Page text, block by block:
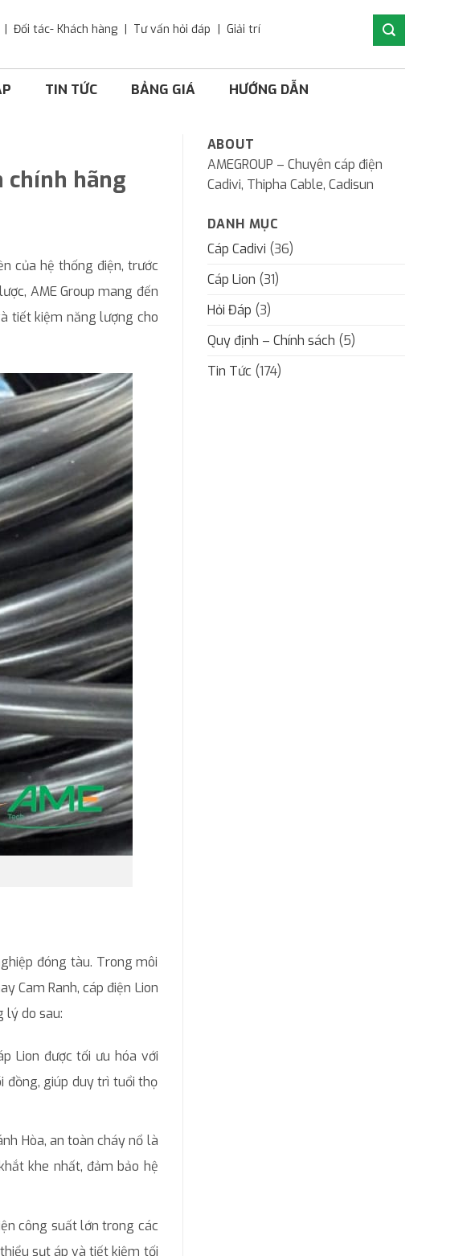
Đối tác- Khách hàng Tư vấn hỏi đáp Giải trí
TIN TỨC BẢNG GIÁ HƯỚNG DẪN
chính hãng
của hệ thống điện, trước
AME Group mang đến
tiết kiệm năng lượng cho
đóng tàu. Trong môi
Cam Ranh, cáp điện Lion
lý do sau:
Lion được tối ưu hóa với
đồng, giúp duy trì tuổi thọ
Hòa, an toàn cháy nổ là
khe nhất, đảm bảo hệ
công suất lớn trong các
sụt áp và tiết kiệm tối
ABOUT
AMEGROUP – Chuyên cáp điện
Cadivi, Thipha Cable, Cadisun
DANH MỤC
Cáp Cadivi (36)
Cáp Lion (31)
Hỏi Đáp (3)
Quy định – Chính sách (5)
Tin Tức(174)